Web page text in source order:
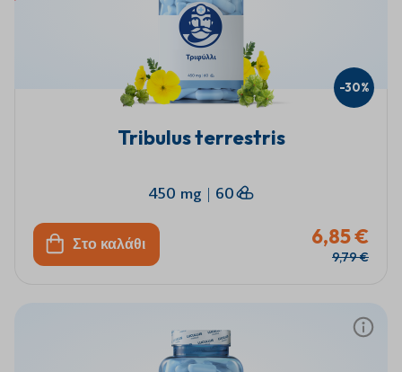
Tribulus terrestris
450 mg | 60
Στο καλάθι 6,85 €
9,79 €
-30%